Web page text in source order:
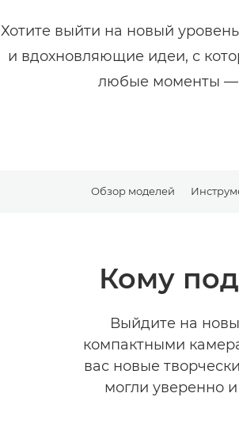
Хотите выйти на новый
и вдохновляющие идеи, с
любые моменты —
Обзор моделей
Кому
Выйдите на
компактными
вас новые
могли уверенно